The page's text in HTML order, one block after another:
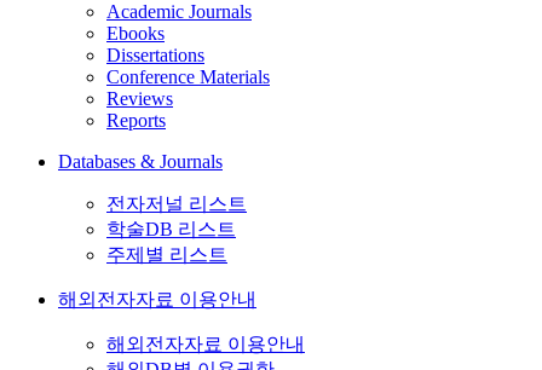
Academic Journals
Ebooks
Dissertations
Conference Materials
Reviews
Reports
Databases & Journals
전자저널 리스트
학술DB 리스트
주제별 리스트
해외전자자료 이용안내
해외전자자료 이용안내